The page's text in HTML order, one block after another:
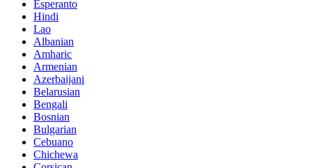
Esperanto
Hindi
Lao
Albanian
Amharic
Armenian
Azerbaijani
Belarusian
Bengali
Bosnian
Bulgarian
Cebuano
Chichewa